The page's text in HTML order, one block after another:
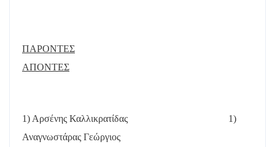
ΠΑΡΟΝΤΕΣ
ΑΠΟΝΤΕΣ
1) Αρσένης Καλλικρατίδας
1)
Αναγνωστάρας Γεώργιος